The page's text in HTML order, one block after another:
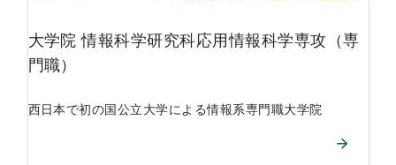
大学院 情報科学研究科応用情報科学専攻（専
門職）
西日本で初の国公立大学による情報系専門職大学院